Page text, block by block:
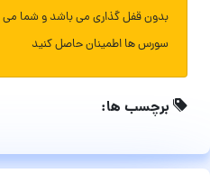
بدون قفل گذاری می باشد و شما می
سورس ها اطمینان حاصل کنید
برچسب ها: